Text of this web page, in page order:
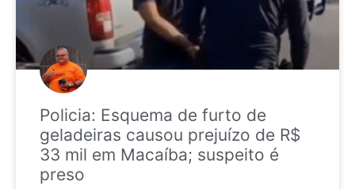
Policia: Esquema de furto de
geladeiras causou prejuízo de R$
33 mil em Macaíba; suspeito é
preso